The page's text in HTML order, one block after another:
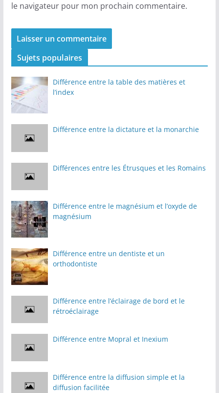
le navigateur pour mon prochain commentaire.
Sujets populaires
Différence entre la table des matières et
l’index
Différence entre la dictature et la monarchie
Différences entre les Étrusques et les Romains
Différence entre le magnésium et l’oxyde de
magnésium
Différence entre un dentiste et un
orthodontiste
Différence entre l’éclairage de bord et le
rétroéclairage
Différence entre Mopral et Inexium
Différence entre la diffusion simple et la
diffusion facilitée